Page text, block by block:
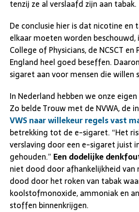
tenzij ze al verslaafd zijn aan tabak.
De conclusie hier is dat nicotine en
elkaar moeten worden
College of Physicians, de NCSCT en
England heel goed beseffen.
sigaret aan voor mensen die willen
In Nederland hebben we onze
Zo belde Trouw met de NVWA, de
VWS naar willekeur regels vast
betrekking tot de e-sigaret. “Het
verslaving door een e-sigaret juist
gehouden.” Een dodelijke
niet dood door afhankelijkheid van
dood door het roken van tabak
koolstofmonoxide, ammoniak en
stoffen binnenkrijgen.